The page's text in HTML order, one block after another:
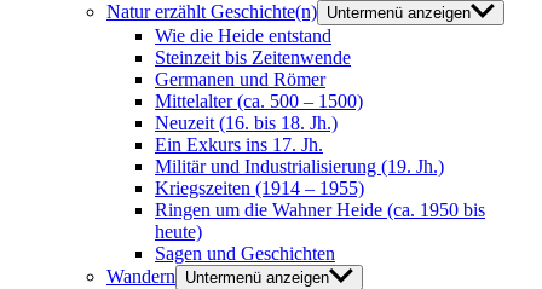
Natur erzählt Geschichte(n) Untermenü anzeigen
Wie die Heide entstand
Steinzeit bis Zeitenwende
Germanen und Römer
Mittelalter (ca. 500 – 1500)
Neuzeit (16. bis 18. Jh.)
Ein Exkurs ins 17. Jh.
Militär und Industrialisierung (19. Jh.)
Kriegszeiten (1914 – 1955)
Ringen um die Wahner Heide (ca. 1950 bis
heute)
Sagen und Geschichten
Wandern
Untermenü anzeigen